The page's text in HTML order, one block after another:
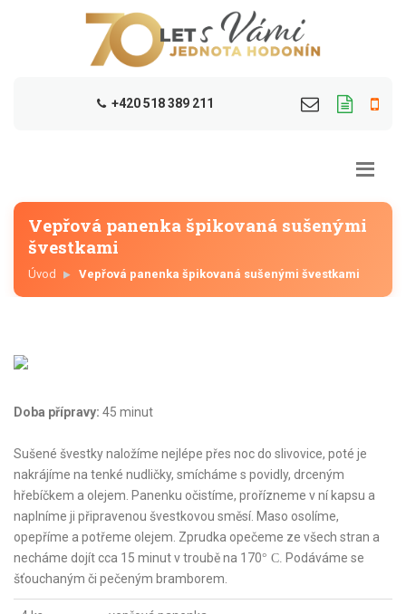
+420 518 389 211
Vepřová panenka špikovaná sušenými
švestkami
Úvod Vepřová panenka špikovaná sušenými švestkami
Doba přípravy: 45 minut
Sušené švestky naložíme nejlépe přes noc do slivovice, poté je
nakrájíme na tenké nudličky, smícháme s povidly, drceným
hřebíčkem a olejem. Panenku očistíme, prořízneme v ní kapsu a
naplníme ji připravenou švestkovou směsí. Maso osolíme,
opepříme a potřeme olejem. Zprudka opečeme ze všech stran a
necháme dojít cca 15 minut v troubě na 170° C. Podáváme se
šťouchaným či pečeným bramborem.